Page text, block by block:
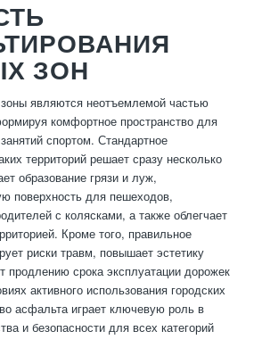
ЗОН
являются неотъемлемой частью
комфортное пространство для
спортом. Стандартное
территорий решает сразу несколько
образование грязи и луж,
поверхность для пешеходов,
с колясками, а также облегчает
Кроме того, правильное
риски травм, повышает эстетику
продлению срока эксплуатации дорожек
активного использования городских
асфальта играет ключевую роль в
и безопасности для всех категорий